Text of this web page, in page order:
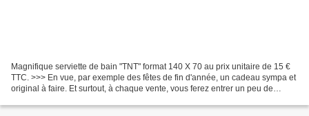
Magnifique serviette de bain "TNT" format 140 X 70 au prix unitaire de 15 €
TTC. >>> En vue, par exemple des fêtes de fin d'année, un cadeau sympa et
original à faire. Et surtout, à chaque vente, vous ferez entrer un peu de